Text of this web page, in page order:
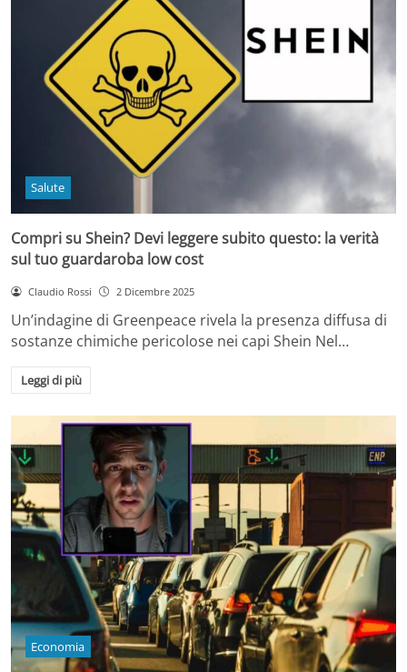
Salute
Compri su Shein? Devi leggere subito questo: la verità
sul tuo guardaroba low cost
Claudio Rossi 2 Dicembre 2025
Un’indagine di Greenpeace rivela la presenza diffusa di
sostanze chimiche pericolose nei capi Shein Nel…
Leggi di più
Economia